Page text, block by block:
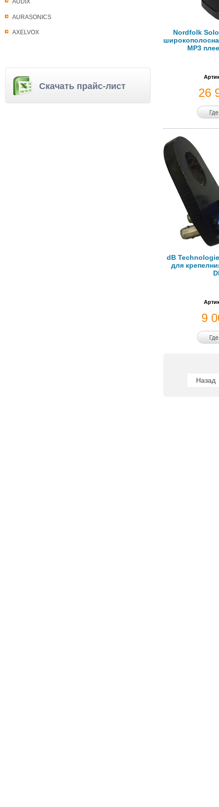
AUDIX
AURASONICS
AXELVOX
Скачать прайс-лист
Nordfolk
MP3
26
dB
для
9
Назад